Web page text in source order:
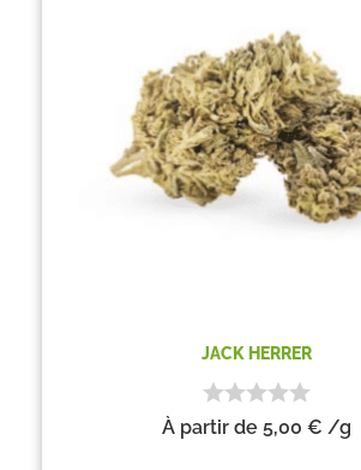
JACK HERRER
À partir de 5,00 € /g